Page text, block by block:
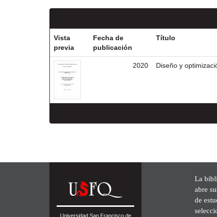
Vista
previa
Fecha de
publicación
Título
2020 Diseño y
Universidad San Francisco de
La
abre
de